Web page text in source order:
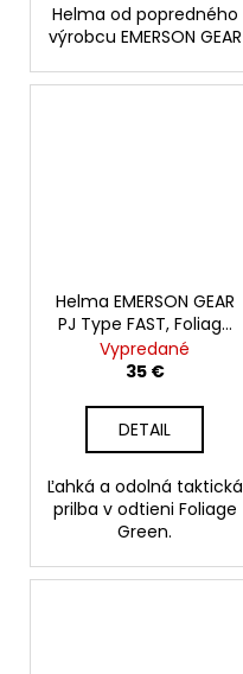
Helma od popredného
výrobcu EMERSON GEAR
Helma EMERSON GEAR
PJ Type FAST, Foliage
Green
Vypredané
35 €
DETAIL
Ľahká a odolná taktická
prilba v odtieni Foliage
Green.